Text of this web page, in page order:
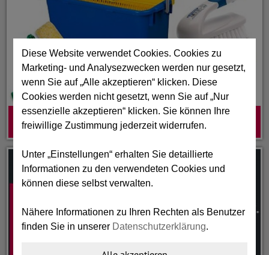
REINIGUNGSWERKZEUG
Diese Website verwendet Cookies. Cookies zu
Marketing- und Analysezwecken werden nur gesetzt,
wenn Sie auf „Alle akzeptieren“ klicken. Diese
Cookies werden nicht gesetzt, wenn Sie auf „Nur
essenzielle akzeptieren“ klicken. Sie können Ihre
freiwillige Zustimmung jederzeit widerrufen.
Unter „Einstellungen“ erhalten Sie detaillierte
Informationen zu den verwendeten Cookies und
können diese selbst verwalten.
Nähere Informationen zu Ihren Rechten als Benutzer
finden Sie in unserer Datenschutzerklärung.